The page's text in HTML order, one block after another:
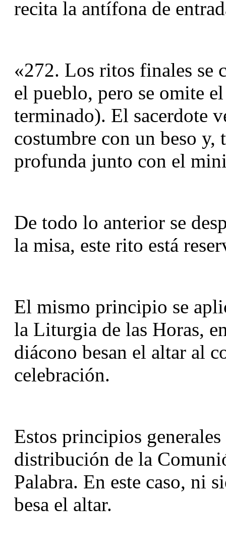
recita la antífona de
«272. Los ritos finales se
el pueblo, pero se omite
terminado). El sacerdote
costumbre con un beso y,
profunda junto con el
De todo lo anterior se
la misa, este rito está
El mismo principio se
la Liturgia de las Horas,
diácono besan el altar al
celebración.
Estos principios
distribución de la
Palabra. En este caso, ni
besa el altar.